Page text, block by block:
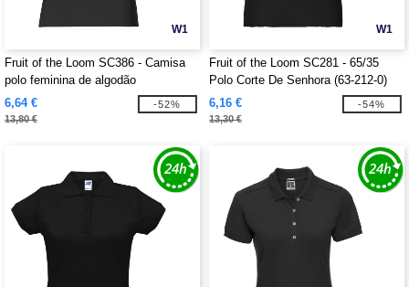
W1
Fruit of the Loom SC386 - Camisa
polo feminina de algodão
6,64 €
13,80 €
-52%
W1
Fruit of the Loom SC281 - 65/35
Polo Corte De Senhora (63-212-0)
6,16 €
13,30 €
-54%